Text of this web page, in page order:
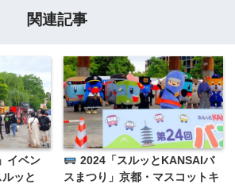
関連記事
イベン
ッと
2024「スルッとKANSAIバ
スまつり」京都・マスコットキ